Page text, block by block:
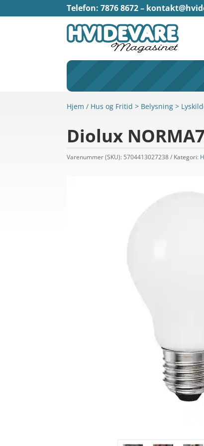
Telefon: 7876 8672 –
Hjem / Hus og Fritid > Belysning >
Diolux
Varenummer (SKU): 5704413027238 Kategori: